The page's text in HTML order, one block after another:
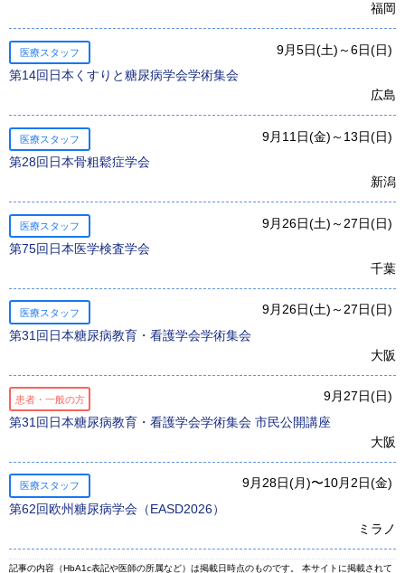
福岡
医療スタッフ
9月5日(土)～6日(日)
第14回日本くすりと糖尿病学会学術集会
広島
医療スタッフ
9月11日(金)～13日(日)
第28回日本骨粗鬆症学会
新潟
医療スタッフ
9月26日(土)～27日(日)
第75回日本医学検査学会
千葉
医療スタッフ
9月26日(土)～27日(日)
第31回⽇本糖尿病教育・看護学会学術集会
大阪
患者・一般の方
9月27日(日)
第31回日本糖尿病教育・看護学会学術集会 市民公開講座
大阪
医療スタッフ
9月28日(月)〜10月2日(金)
第62回欧州糖尿病学会（EASD2026）
ミラノ
記事の内容（HbA1c表記や医師の所属など）は掲載日時点のものです。 本サイトに掲載されて